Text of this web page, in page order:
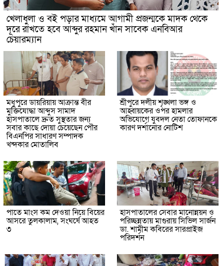
খেলাধুলা ও বই পড়ার মাধ্যমে আগামী প্রজন্মকে মাদক থেকে
দূরে রাখতে হবে আব্দুর রহমান খাঁন সাবেক এনবিআর
চেয়ারম্যান
মধুপুরে ডায়রিয়ায় আক্রান্ত বীর
মুক্তিযোদ্ধা আব্দুস সামাদ
হাসপাতালে দ্রুত সুস্থতার জন্য
সবার কাছে দোয়া চেয়েছেন পৌর
বিএনপির সাধারণ সম্পাদক
খন্দকার মোতালিব
শ্রীপুরে দলীয় শৃঙ্খলা ভঙ্গ ও
আহ্বায়কের ওপর হামলার
অভিযোগে যুবদল নেতা তোফানকে
কারণ দর্শানোর নোটিশ
পাতে মাংস কম দেওয়া নিয়ে বিয়ের
আসরে তুলকালাম, সংঘর্ষে আহত
৩
হাসপাতালের সেবার মানোন্নয়ন ও
পরিচ্ছন্নতায় মাগুরায় সিভিল সার্জন
ডা. শামীম কবিরের সারপ্রাইজ
পরিদর্শন